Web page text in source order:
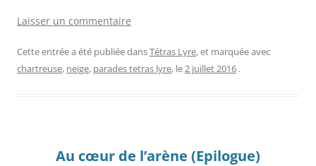
Laisser un commentaire
Cette entrée a été publiée dansTétras Lyre, et marquée avec
chartreuse, neige, parades tetras lyre, le2 juillet 2016 .
Au cœur de l’arène (Epilogue)